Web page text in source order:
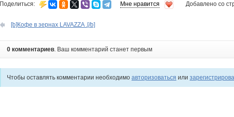
Поделиться: Мне нравится Добавлено со
[b]Кофе в зернах LAVAZZA .[/b]
0 комментариев. Ваш комментарий станет первым
Чтобы оставлять комментарии необходимо авторизоваться или